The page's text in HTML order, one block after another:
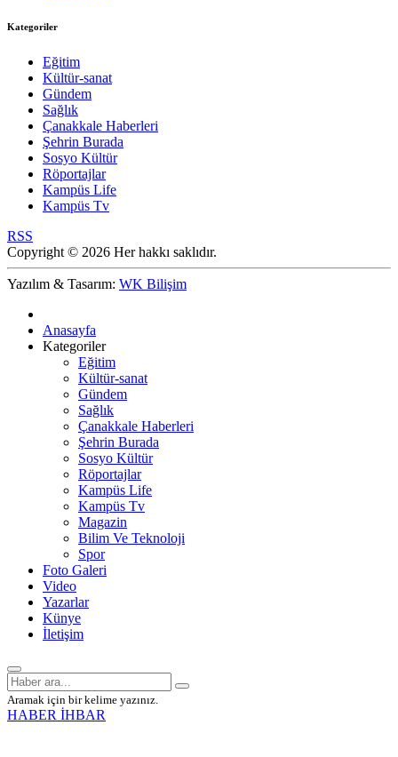
Kategoriler
Eğitim
Kültür-sanat
Gündem
Sağlık
Çanakkale Haberleri
Şehrin Burada
Sosyo Kültür
Röportajlar
Kampüs Life
Kampüs Tv
RSS
Copyright © 2026 Her hakkı saklıdır.
Yazılım & Tasarım: WK Bilişim
Anasayfa
Kategoriler
Eğitim
Kültür-sanat
Gündem
Sağlık
Çanakkale Haberleri
Şehrin Burada
Sosyo Kültür
Röportajlar
Kampüs Life
Kampüs Tv
Magazin
Bilim Ve Teknoloji
Spor
Foto Galeri
Video
Yazarlar
Künye
İletişim
Aramak için bir kelime yazınız.
HABER İHBAR